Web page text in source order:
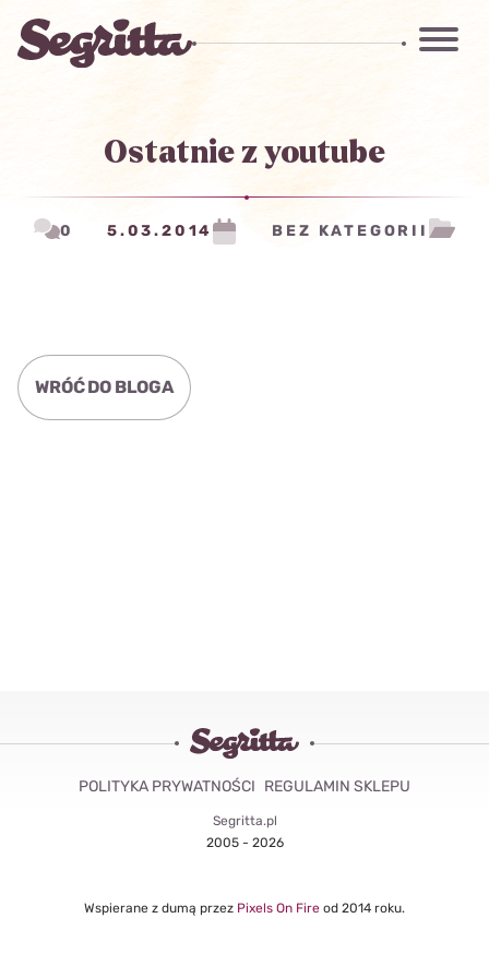
Ostatnie z youtube
0 5.03.2014 BEZ KATEGORII
WRÓĆ DO BLOGA
Segritta.pl
2005 - 2026
POLITYKA PRYWATNOŚCI REGULAMIN SKLEPU
Wspierane z dumą przez Pixels On Fire od 2014 roku.